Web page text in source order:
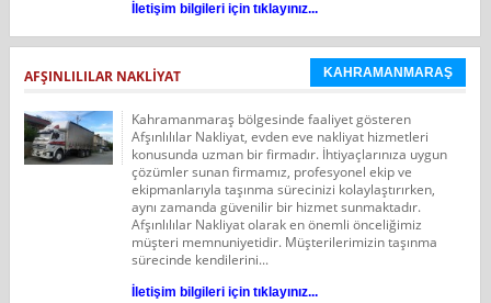
İletişim bilgileri için tıklayınız...
AFŞINLILILAR NAKLIYAT KAHRAMANMARAŞ
Kahramanmaraş bölgesinde faaliyet gösteren
Afşınlılılar Nakliyat, evden eve nakliyat hizmetleri
konusunda uzman bir firmadır. İhtiyaçlarınıza uygun
çözümler sunan firmamız, profesyonel ekip ve
ekipmanlarıyla taşınma sürecinizi kolaylaştırırken,
aynı zamanda güvenilir bir hizmet sunmaktadır.
Afşınlılılar Nakliyat olarak en önemli önceliğimiz
müşteri memnuniyetidir. Müşterilerimizin taşınma
sürecinde kendilerini...
İletişim bilgileri için tıklayınız...